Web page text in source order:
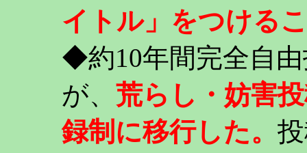
イトル」をつける
◆約10年間完全自
が、 荒らし・妨害
録制に移行した。